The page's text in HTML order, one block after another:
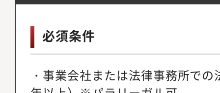
必須条件
・事業会社または法律事務所で